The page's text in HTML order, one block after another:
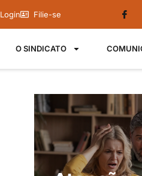
Login Filie-se
O SINDICATO